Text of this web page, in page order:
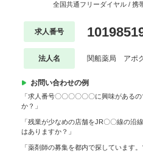
全国共通フリーダイヤル / 携
求人番号
法人名 関船薬局 アポ
お問い合わせの例
「求人番号〇〇〇〇〇〇に興味がある
か？」
「残業が少なめの店舗をJR〇〇線の沿
はありますか？」
「薬剤師の募集を都内で探しています